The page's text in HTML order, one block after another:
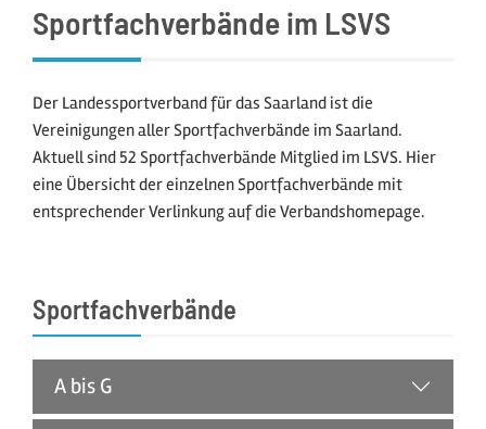
Sportfachverbände im LSVS
Der Landessportverband für das Saarland ist die
Vereinigungen aller Sportfachverbände im Saarland.
Aktuell sind 52 Sportfachverbände Mitglied im LSVS. Hier
eine Übersicht der einzelnen Sportfachverbände mit
entsprechender Verlinkung auf die Verbandshomepage.
Sportfachverbände
A bis G